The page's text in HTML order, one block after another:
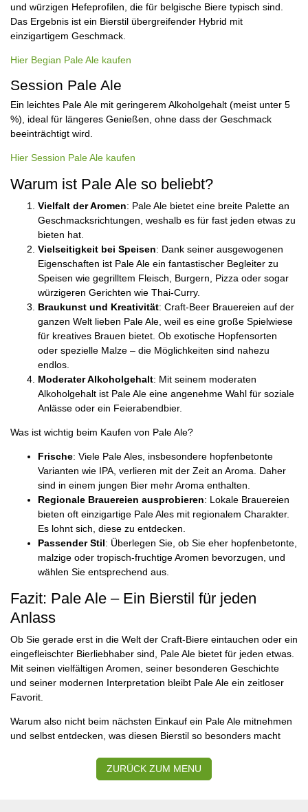
und würzigen Hefeprofilen, die für belgische Biere typisch sind.
Das Ergebnis ist ein Bierstil übergreifender Hybrid mit
einzigartigem Geschmack.
Hier Begian Pale Ale kaufen
Session Pale Ale
Ein leichtes Pale Ale mit geringerem Alkoholgehalt (meist unter 5
%), ideal für längeres Genießen, ohne dass der Geschmack
beeinträchtigt wird.
Hier Session Pale Ale kaufen
Warum ist Pale Ale so beliebt?
Vielfalt der Aromen: Pale Ale bietet eine breite Palette an
Geschmacksrichtungen, weshalb es für fast jeden etwas zu
bieten hat.
Vielseitigkeit bei Speisen: Dank seiner ausgewogenen
Eigenschaften ist Pale Ale ein fantastischer Begleiter zu
Speisen wie gegrilltem Fleisch, Burgern, Pizza oder sogar
würzigeren Gerichten wie Thai-Curry.
Braukunst und Kreativität: Craft-Beer Brauereien auf der
ganzen Welt lieben Pale Ale, weil es eine große Spielwiese
für kreatives Brauen bietet. Ob exotische Hopfensorten
oder spezielle Malze – die Möglichkeiten sind nahezu
endlos.
Moderater Alkoholgehalt: Mit seinem moderaten
Alkoholgehalt ist Pale Ale eine angenehme Wahl für soziale
Anlässe oder ein Feierabendbier.
Was ist wichtig beim Kaufen von Pale Ale?
Frische: Viele Pale Ales, insbesondere hopfenbetonte
Varianten wie IPA, verlieren mit der Zeit an Aroma. Daher
sind in einem jungen Bier mehr Aroma enthalten.
Regionale Brauereien ausprobieren: Lokale Brauereien
bieten oft einzigartige Pale Ales mit regionalem Charakter.
Es lohnt sich, diese zu entdecken.
Passender Stil: Überlegen Sie, ob Sie eher hopfenbetonte,
malzige oder tropisch-fruchtige Aromen bevorzugen, und
wählen Sie entsprechend aus.
Fazit: Pale Ale – Ein Bierstil für jeden
Anlass
Ob Sie gerade erst in die Welt der Craft-Biere eintauchen oder ein
eingefleischter Bierliebhaber sind, Pale Ale bietet für jeden etwas.
Mit seinen vielfältigen Aromen, seiner besonderen Geschichte
und seiner modernen Interpretation bleibt Pale Ale ein zeitloser
Favorit.
Warum also nicht beim nächsten Einkauf ein Pale Ale mitnehmen
und selbst entdecken, was diesen Bierstil so besonders macht
ZURÜCK ZUM MENU